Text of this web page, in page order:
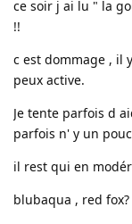
ce soir j ai lu " la
!!
c est dommage , il
peux active.
Je tente parfois d
parfois n' y un
il rest qui en
blubaqua , red